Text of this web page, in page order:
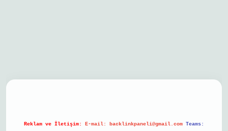
Reklam ve İletişim: E-mail: backlinkpaneli@gmail.com Teams: